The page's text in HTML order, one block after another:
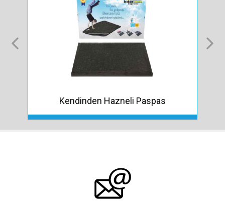
Kendinden Hazneli Paspas